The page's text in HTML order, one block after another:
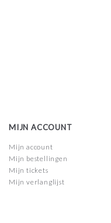
MIJN ACCOUNT
Mijn account
Mijn bestellingen
Mijn tickets
Mijn verlanglijst